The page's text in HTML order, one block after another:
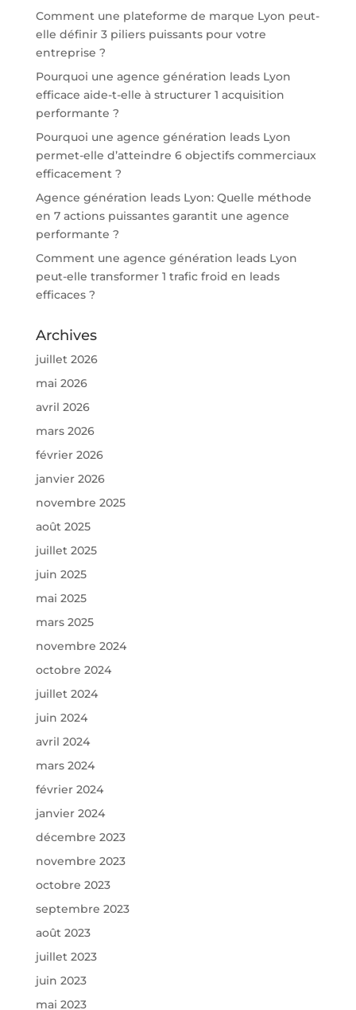
Comment une plateforme de marque Lyon peut-
elle définir 3 piliers puissants pour votre
entreprise ?
Pourquoi une agence génération leads Lyon
efficace aide-t-elle à structurer 1 acquisition
performante ?
Pourquoi une agence génération leads Lyon
permet-elle d’atteindre 6 objectifs commerciaux
efficacement ?
Agence génération leads Lyon: Quelle méthode
en 7 actions puissantes garantit une agence
performante ?
Comment une agence génération leads Lyon
peut-elle transformer 1 trafic froid en leads
efficaces ?
Archives
juillet 2026
mai 2026
avril 2026
mars 2026
février 2026
janvier 2026
novembre 2025
août 2025
juillet 2025
juin 2025
mai 2025
mars 2025
novembre 2024
octobre 2024
juillet 2024
juin 2024
avril 2024
mars 2024
février 2024
janvier 2024
décembre 2023
novembre 2023
octobre 2023
septembre 2023
août 2023
juillet 2023
juin 2023
mai 2023